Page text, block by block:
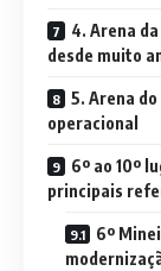
4. Arena
desde muito
5. Arena
operacional
6º ao 10º
principais
6º